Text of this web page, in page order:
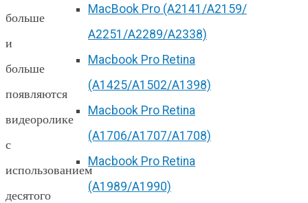
MacBook Pro (А2141/А2159/
А2251/A2289/A2338)
Macbook Pro Retina
(А1425/A1502/A1398)
Macbook Pro Retina
(А1706/A1707/A1708)
Macbook Pro Retina
(А1989/A1990)
больше
и
больше
появляются
видеоролике
с
использованием
десятого